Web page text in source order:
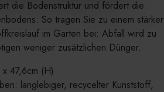
die Bodenstruktur und fördert die
So tragen Sie zu einem stärker
im Garten bei: Abfall wird zu
weniger zusätzlichen Dünger.
47,6cm (H)
langlebiger, recycelter Kunststoff,